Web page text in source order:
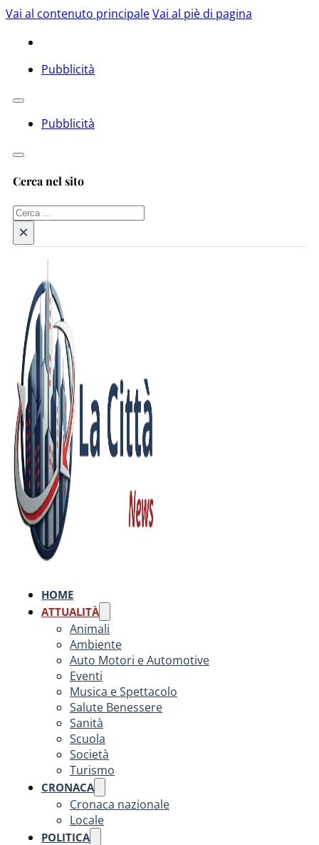
Vai al contenuto principaleVai al piè di pagina
Pubblicità
Pubblicità
Cerca nel sito
Cerca
×
HOME
ATTUALITÀ
Animali
Ambiente
Auto Motori e Automotive
Eventi
Musica e Spettacolo
Salute Benessere
Sanità
Scuola
Società
Turismo
CRONACA
Cronaca nazionale
Locale
POLITICA